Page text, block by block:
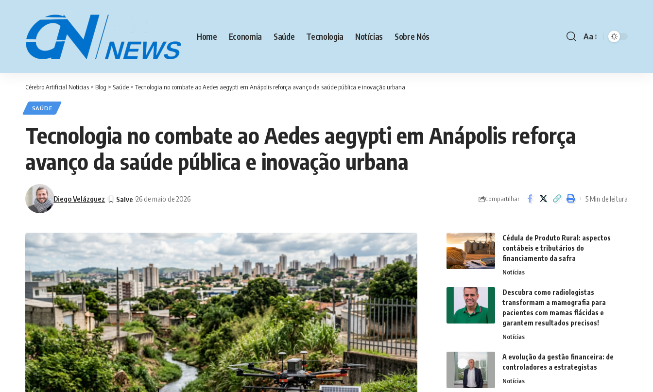
Home Economia Saúde Tecnologia Notícias Sobre Nós Aa
Cérebro Artificial Notícias > Blog > Saúde > Tecnologia no combate ao Aedes aegypti em Anápolis reforça avanço da saúde pública e inovação urbana
SAÚDE
Tecnologia no combate ao Aedes aegypti em Anápolis reforça
avanço da saúde pública e inovação urbana
Diego Velázquez 26 de maio de 2026 Compartilhar 5 Min de leitura
Cédula de Produto Rural: aspectos
contábeis e tributários do
financiamento da safra
Notícias
Descubra como radiologistas
transformam a mamografia para
pacientes com mamas flácidas e
garantem resultados precisos!
Notícias
A evolução da gestão financeira: de
controladores a estrategistas
Notícias